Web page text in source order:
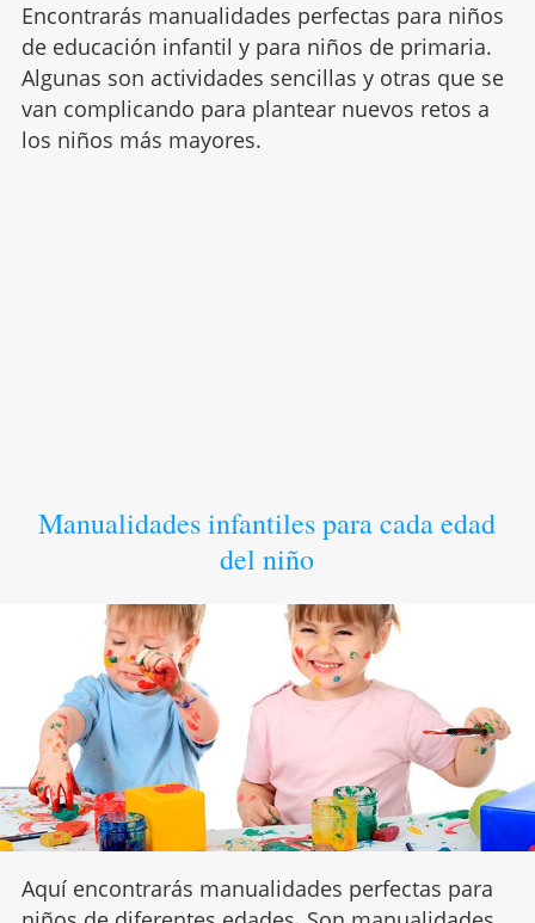
Encontrarás manualidades perfectas para niños
de educación infantil y para niños de primaria.
Algunas son actividades sencillas y otras que se
van complicando para plantear nuevos retos a
los niños más mayores.
Manualidades infantiles para cada edad
del niño
Aquí encontrarás manualidades perfectas para